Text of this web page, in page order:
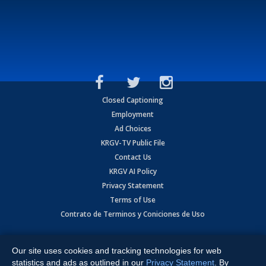
Closed Captioning
Employment
Ad Choices
KRGV-TV Public File
Contact Us
KRGV AI Policy
Privacy Statement
Terms of Use
Contrato de Terminos y Coniciones de Uso
Expressway, Weslaco, TX 78596.
Our site uses cookies and tracking technologies for web
statistics and ads as outlined in our Privacy Statement . By